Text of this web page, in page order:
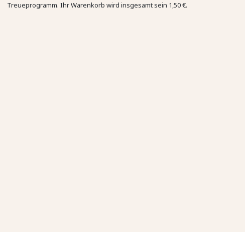
Treueprogramm. Ihr Warenkorb wird insgesamt sein 1,50 €.